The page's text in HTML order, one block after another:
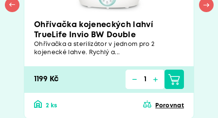
Ohřívačka kojeneckých lahví
TrueLife Invio BW Double
Ohřívačka a sterilizátor v jednom pro 2
kojenecké lahve. Rychlý a...
1199 Kč
2 ks Porovnat